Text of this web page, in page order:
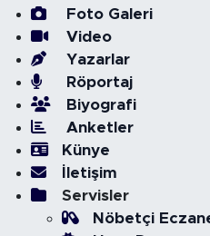
Foto Galeri
Video
Yazarlar
Röportaj
Biyografi
Anketler
Künye
İletişim
Servisler
Nöbetçi